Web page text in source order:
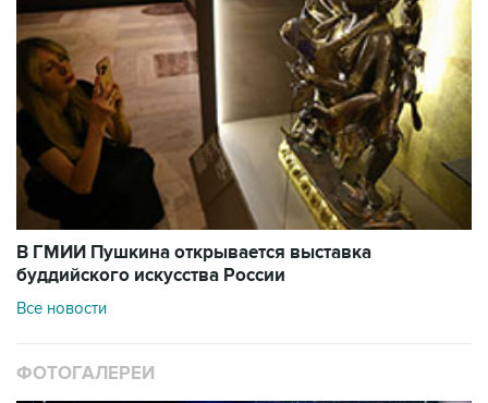
В ГМИИ Пушкина открывается выставка
буддийского искусства России
Все новости
ФОТОГАЛЕРЕИ